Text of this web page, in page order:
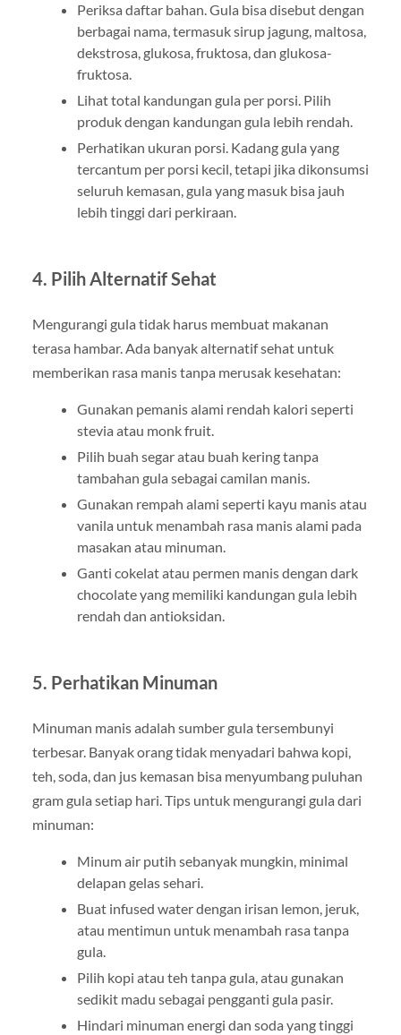
Periksa daftar bahan. Gula bisa disebut dengan
berbagai nama, termasuk sirup jagung, maltosa,
dekstrosa, glukosa, fruktosa, dan glukosa-
fruktosa.
Lihat total kandungan gula per porsi. Pilih
produk dengan kandungan gula lebih rendah.
Perhatikan ukuran porsi. Kadang gula yang
tercantum per porsi kecil, tetapi jika dikonsumsi
seluruh kemasan, gula yang masuk bisa jauh
lebih tinggi dari perkiraan.
4. Pilih Alternatif Sehat
Mengurangi gula tidak harus membuat makanan
terasa hambar. Ada banyak alternatif sehat untuk
memberikan rasa manis tanpa merusak kesehatan:
Gunakan pemanis alami rendah kalori seperti
stevia atau monk fruit.
Pilih buah segar atau buah kering tanpa
tambahan gula sebagai camilan manis.
Gunakan rempah alami seperti kayu manis atau
vanila untuk menambah rasa manis alami pada
masakan atau minuman.
Ganti cokelat atau permen manis dengan dark
chocolate yang memiliki kandungan gula lebih
rendah dan antioksidan.
5. Perhatikan Minuman
Minuman manis adalah sumber gula tersembunyi
terbesar. Banyak orang tidak menyadari bahwa kopi,
teh, soda, dan jus kemasan bisa menyumbang puluhan
gram gula setiap hari. Tips untuk mengurangi gula dari
minuman:
Minum air putih sebanyak mungkin, minimal
delapan gelas sehari.
Buat infused water dengan irisan lemon, jeruk,
atau mentimun untuk menambah rasa tanpa
gula.
Pilih kopi atau teh tanpa gula, atau gunakan
sedikit madu sebagai pengganti gula pasir.
Hindari minuman energi dan soda yang tinggi